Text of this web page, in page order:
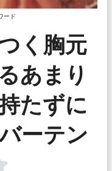
ード
く胸元
あまり
たずに
ーテン